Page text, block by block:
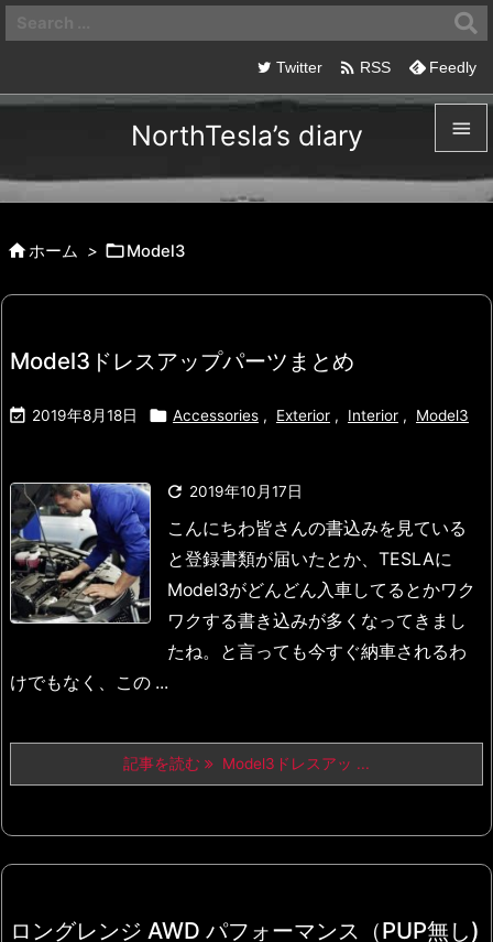
NorthTesla’s diary 

メニュ


Twitter  RSS Feedly
ホーム > Model3
Model3ドレスアップパーツまとめ
 2019年8月18日  Accessories , Exterior , Interior , Model3
 2019年10月17日
こんにちわ皆さんの書込みを見ている
と登録書類が届いたとか、 TESLAに
Model3がどんどん入車してるとかワク
ワクする書き込みが多くなってきまし
たね。
と言っても今すぐ納車されるわ
けでもなく、この ...
記事を読む Model3ドレスアッ ...
ロングレンジ AWD パフォーマンス（PUP無し)